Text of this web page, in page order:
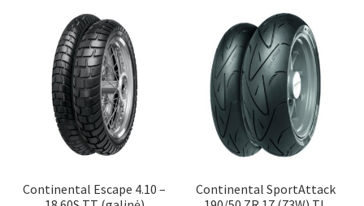
Continental Escape 4.10 –
Continental SportAttack